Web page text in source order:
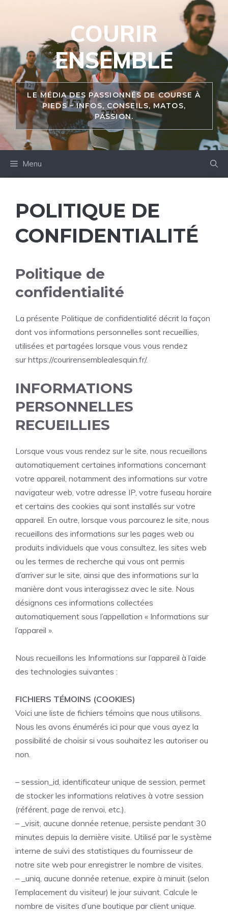
COURIR
ENSEMBLE
LE MÉDIA DES PASSIONNÉS DE COURSE À
PIEDS – INFOS, CONSEILS, MATOS,
PASSION.
Menu
POLITIQUE DE
CONFIDENTIALITÉ
Politique de
confidentialité
La présente Politique de confidentialité décrit la façon
dont vos informations personnelles sont recueillies,
utilisées et partagées lorsque vous vous rendez
sur https://courirensemblealesquin.fr/.
INFORMATIONS
PERSONNELLES
RECUEILLIES
Lorsque vous vous rendez sur le site, nous recueillons
automatiquement certaines informations concernant
votre appareil, notamment des informations sur votre
navigateur web, votre adresse IP, votre fuseau horaire
et certains des cookies qui sont installés sur votre
appareil. En outre, lorsque vous parcourez le site, nous
recueillons des informations sur les pages web ou
produits individuels que vous consultez, les sites web
ou les termes de recherche qui vous ont permis
d’arriver sur le site, ainsi que des informations sur la
manière dont vous interagissez avec le site. Nous
désignons ces informations collectées
automatiquement sous l’appellation « Informations sur
l’appareil ».
Nous recueillons les Informations sur l’appareil à l’aide
des technologies suivantes :
FICHIERS TÉMOINS (COOKIES)
Voici une liste de fichiers témoins que nous utilisons.
Nous les avons énumérés ici pour que vous ayez la
possibilité de choisir si vous souhaitez les autoriser ou
non.
– session_id, identificateur unique de session, permet
de stocker les informations relatives à votre session
(référent, page de renvoi, etc.).
– _visit, aucune donnée retenue, persiste pendant 30
minutes depuis la dernière visite. Utilisé par le système
interne de suivi des statistiques du fournisseur de
notre site web pour enregistrer le nombre de visites.
– _uniq, aucune donnée retenue, expire à minuit (selon
l’emplacement du visiteur) le jour suivant. Calcule le
nombre de visites d’une boutique par client unique.